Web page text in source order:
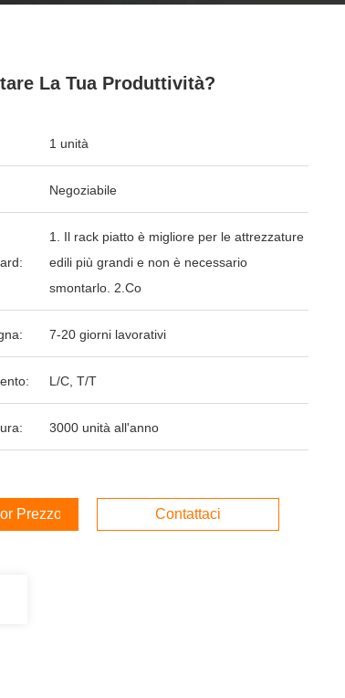
La Tua Produttività?
1 unità
Negoziabile
1. Il rack piatto è migliore per le attrezzature
edili più grandi e non è necessario
smontarlo. 2.Co
7-20 giorni lavorativi
L/C, T/T
3000 unità all'anno
Prezzo Contattaci